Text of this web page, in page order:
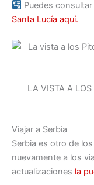
Puedes consultar
Santa Lucía aquí.
LA VISTA A
Viajar a Serbia
Serbia es otro de
nuevamente a los
actualizaciones la